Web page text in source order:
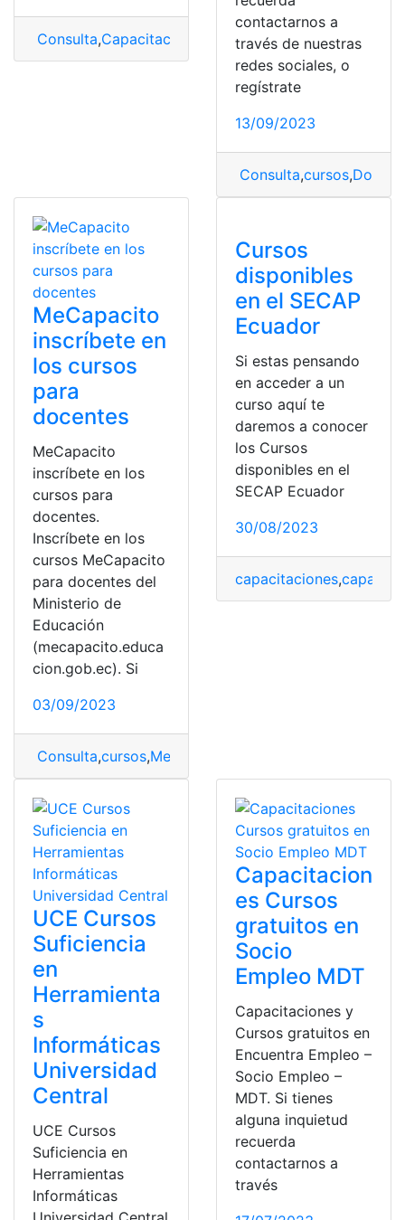
Consulta,Capacitación cursos,secap
contactarnos a
través de nuestras
redes sociales, o
regístrate
13/09/2023
Consulta,cursos,
MeCapacito
inscríbete en
los cursos
para
docentes
MeCapacito
inscríbete en los
cursos para
docentes.
Inscríbete en los
cursos MeCapacito
para docentes del
Ministerio de
Educación
(mecapacito.educa
cion.gob.ec). Si
03/09/2023
Consulta,cursos,Mecapacito
Cursos
disponibles
en el SECAP
Ecuador
Si estas pensando
en acceder a un
curso aquí te
daremos a conocer
los Cursos
disponibles en el
SECAP Ecuador
30/08/2023
capacitaciones,
UCE Cursos
Suficiencia
en
Herramienta
s
Informáticas
Universidad
Central
UCE Cursos
Suficiencia en
Herramientas
Informáticas
Capacitacion
es Cursos
gratuitos en
Socio
Empleo MDT
Capacitaciones y
Cursos gratuitos en
Encuentra Empleo –
Socio Empleo –
MDT. Si tienes
alguna inquietud
recuerda
contactarnos a
través